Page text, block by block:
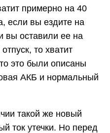
примерно на 40
если вы ездите на
вы оставили ее на
то хватит
это были описаны
АКБ и нормальный
такой же новый
ток утечки. Но перед